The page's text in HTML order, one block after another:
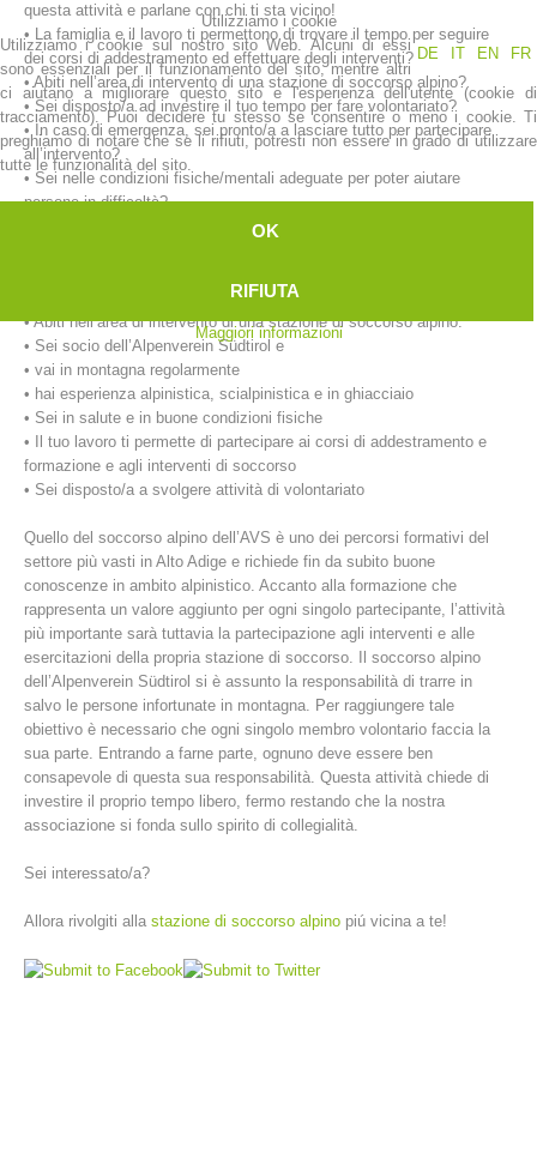
Stazioni del soccorso alpino
questa attività e parlane con chi ti sta vicino!
• La famiglia e il lavoro ti permettono di trovare il tempo per seguire
dei corsi di addestramento ed effettuare degli interventi?
• Abiti nell’area di intervento di una stazione di soccorso alpino?
• Sei disposto/a ad investire il tuo tempo per fare volontariato?
• In caso di emergenza, sei pronto/a a lasciare tutto per partecipare
all’intervento?
• Sei nelle condizioni fisiche/mentali adeguate per poter aiutare
persone in difficoltà?
• Abiti nell’area di intervento di una stazione di soccorso alpino.
• Sei socio dell’Alpenverein Südtirol e
• vai in montagna regolarmente
• hai esperienza alpinistica, scialpinistica e in ghiacciaio
• Sei in salute e in buone condizioni fisiche
• Il tuo lavoro ti permette di partecipare ai corsi di addestramento e
formazione e agli interventi di soccorso
• Sei disposto/a a svolgere attività di volontariato
Quello del soccorso alpino dell’AVS è uno dei percorsi formativi del
settore più vasti in Alto Adige e richiede fin da subito buone
conoscenze in ambito alpinistico. Accanto alla formazione che
rappresenta un valore aggiunto per ogni singolo partecipante, l’attività
più importante sarà tuttavia la partecipazione agli interventi e alle
esercitazioni della propria stazione di soccorso. Il soccorso alpino
dell’Alpenverein Südtirol si è assunto la responsabilità di trarre in
salvo le persone infortunate in montagna. Per raggiungere tale
obiettivo è necessario che ogni singolo membro volontario faccia la
sua parte. Entrando a farne parte, ognuno deve essere ben
consapevole di questa sua responsabilità. Questa attività chiede di
investire il proprio tempo libero, fermo restando che la nostra
associazione si fonda sullo spirito di collegialità.
Sei interessato/a?
Allora rivolgiti alla stazione di soccorso alpino piú vicina a te!
Utilizziamo i cookie
DE
IT EN FR
Utilizziamo i cookie sul nostro sito Web. Alcuni di essi
sono essenziali per il funzionamento del sito, mentre altri
ci aiutano a migliorare questo sito e l'esperienza dell'utente (cookie di
tracciamento). Puoi decidere tu stesso se consentire o meno i cookie. Ti
preghiamo di notare che se li rifiuti, potresti non essere in grado di utilizzare
tutte le funzionalità del sito.
OK
RIFIUTA
Maggiori informazioni